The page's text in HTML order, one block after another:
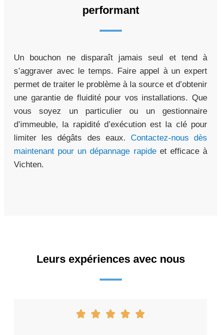
performant
Un bouchon ne disparaît jamais seul et tend à
s’aggraver avec le temps. Faire appel à un expert
permet de traiter le problème à la source et d’obtenir
une garantie de fluidité pour vos installations. Que
vous soyez un particulier ou un gestionnaire
d’immeuble, la rapidité d’exécution est la clé pour
limiter les dégâts des eaux. Contactez-nous dès
maintenant pour un dépannage rapideet efficace à
Vichten.
Leurs expériences avec nous